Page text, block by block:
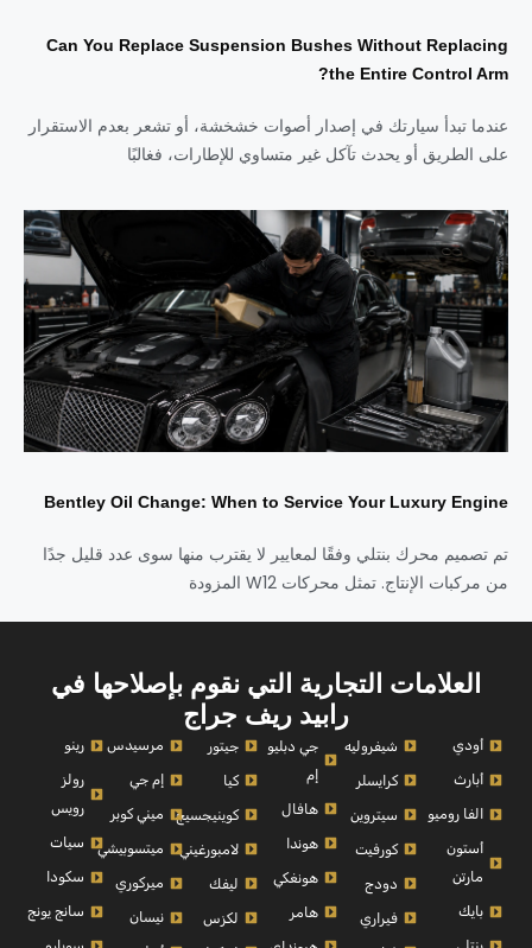
Can You Replace Suspension Bushes Without Replacing
the Entire Control Arm?
عندما تبدأ سيارتك في إصدار أصوات خشخشة، أو تشعر بعدم الاستقرار
على الطريق أو يحدث تآكل غير متساوي للإطارات، فغالبًا
Bentley Oil Change: When to Service Your Luxury Engine
تم تصميم محرك بنتلي وفقًا لمعايير لا يقترب منها سوى عدد قليل جدًا
من مركبات الإنتاج. تمثل محركات W12 المزودة
العلامات التجارية التي نقوم بإصلاحها في
رابيد ريف جراج
أودي
أبارث
الفا روميو
أستون
مارتن
بايك
شيفروليه
كرايسلر
سيتروين
كورفيت
دودج
فيراري
جي دبليو
إم
هافال
هوندا
هونغكي
هامر
جيتور
كيا
كوينيجسيج
لامبورغيني
ليفك
لكزس
مرسيدس
إم جي
ميني كوبر
ميتسوبيشي
ميركوري
نيسان
رينو
رولز
رويس
سيات
سكودا
سانج يونج